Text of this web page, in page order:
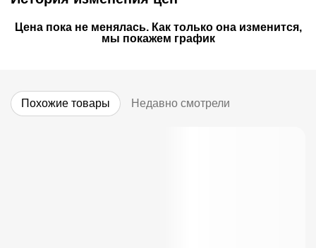
Цена пока не менялась. Как только она изменится,
мы покажем график
Похожие товары Недавно смотрели